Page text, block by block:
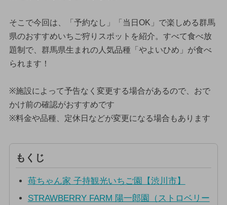
そこで今回は、「予約なし」「当日OK」で楽しめる群馬
県のおすすめいちご狩りスポットを紹介。すべて食べ放
題制で、群馬県生まれの人気品種「やよいひめ」が食べ
られます！
※施設によって予告なく変更する場合があるので、おで
かけ前の確認がおすすめです
※料金や品種、定休日などが変更になる場合もあります
もくじ
苺ちゃん家 子持観光いちご園【渋川市】
STRAWBERRY FARM 陽一郎園（ストロベリー